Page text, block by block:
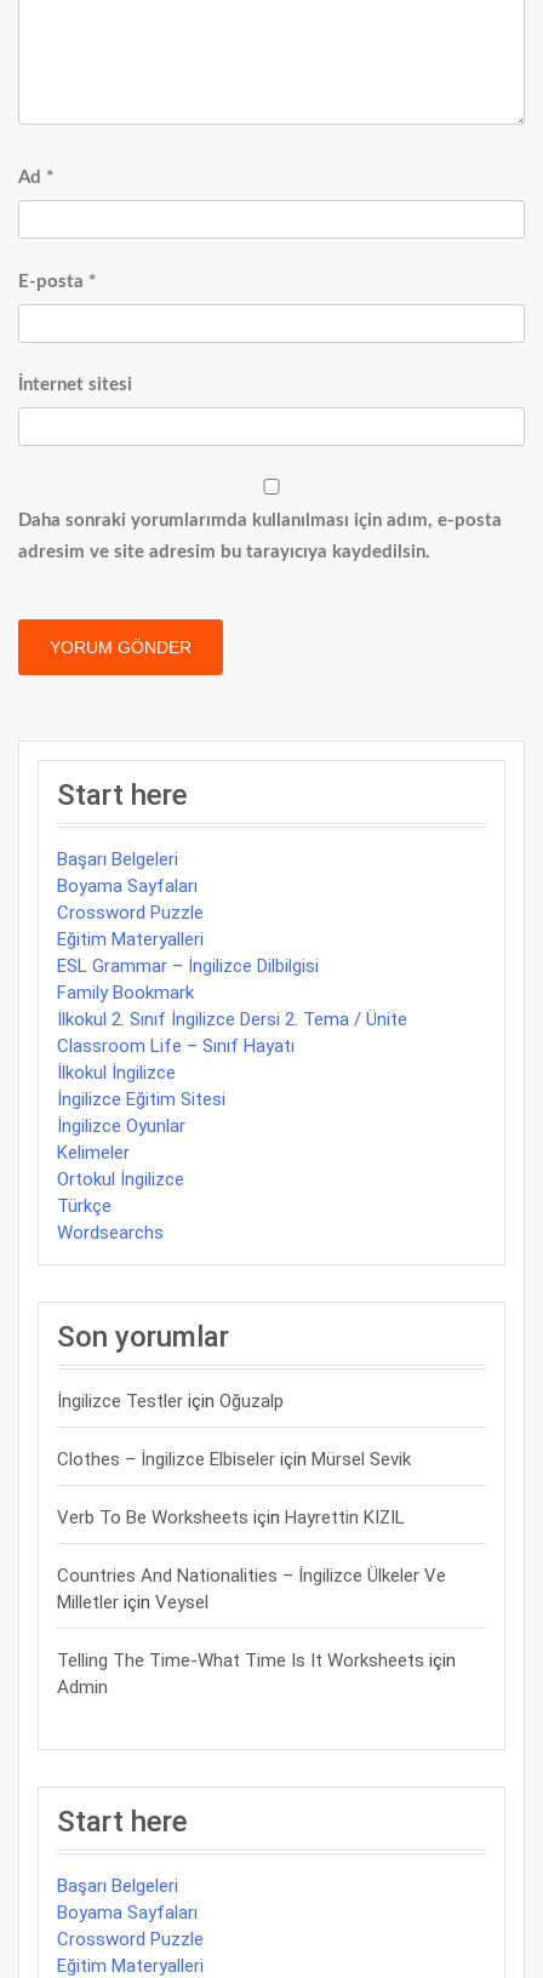
Ad *
E-posta *
İnternet sitesi
Daha sonraki yorumlarımda kullanılması için adım, e-posta
adresim ve site adresim bu tarayıcıya kaydedilsin.
Start here
Başarı Belgeleri
Boyama Sayfaları
Crossword Puzzle
Eğitim Materyalleri
ESL Grammar – İngilizce Dilbilgisi
Family Bookmark
İlkokul 2. Sınıf İngilizce Dersi 2. Tema / Ünite
Classroom Life – Sınıf Hayatı
İlkokul İngilizce
İngilizce Eğitim Sitesi
İngilizce Oyunlar
Kelimeler
Ortokul İngilizce
Türkçe
Wordsearchs
Son yorumlar
İngilizce Testler için Oğuzalp
Clothes – İngilizce Elbiseler için Mürsel Sevik
Verb To Be Worksheets için Hayrettin KIZIL
Countries And Nationalities – İngilizce Ülkeler Ve
Milletler için Veysel
Telling The Time-What Time Is It Worksheets için
Admin
Start here
Başarı Belgeleri
Boyama Sayfaları
Crossword Puzzle
Eğitim Materyalleri